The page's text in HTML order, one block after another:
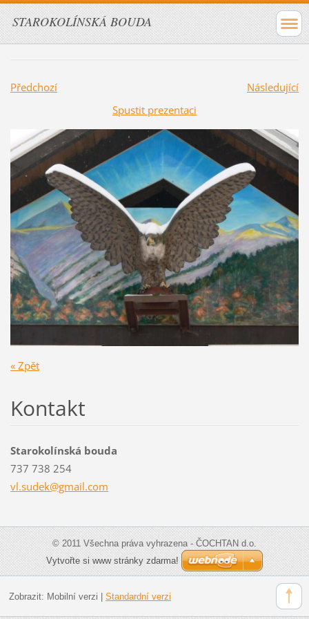
STAROKOLÍNSKÁ BOUDA
Předchozí
Následující
Spustit prezentaci
« Zpět
Kontakt
Starokolínská bouda
737 738 254
vl.sudek@gmail.com
© 2011 Všechna práva vyhrazena - ČOCHTAN d.o.
Vytvořte si www stránky zdarma!
Zobrazit: Mobilní verzi Standardní verzi